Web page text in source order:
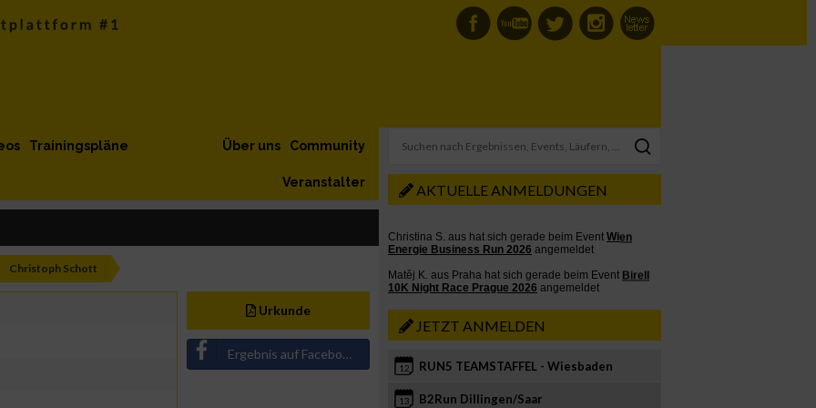
Trainingspläne Community
Über uns
Veranstalter
Christoph Schott
Urkunde
Ergebnis auf Facebook teilen
AKTUELLE ANMELDUNGEN
JETZT ANMELDEN
12 RUN5 TEAMSTAFFEL - Wiesbaden
13 B2Run Dillingen/Saar